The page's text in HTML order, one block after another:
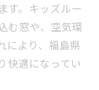
す。キッズルー
む窓や、空気環
により、福島県
快適になってい